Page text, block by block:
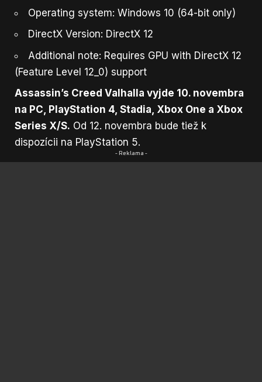
Operating system: Windows 10 (64-bit only)
DirectX Version: DirectX 12
Additional note: Requires GPU with DirectX 12
(Feature Level 12_0) support
Assassin’s Creed Valhalla vyjde 10. novembra
na PC, PlayStation 4, Stadia, Xbox One a Xbox
Series X/S. Od 12. novembra bude tiež k
dispozícii na PlayStation 5.
- Reklama -